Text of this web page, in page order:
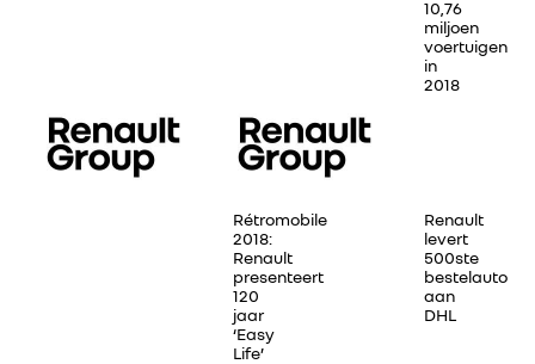
10,76
miljoen
voertuigen
in
2018
Rétromobile
2018:
Renault
presenteert
120
jaar
‘Easy
Life’
Renault
levert
500ste
bestelauto
aan
DHL